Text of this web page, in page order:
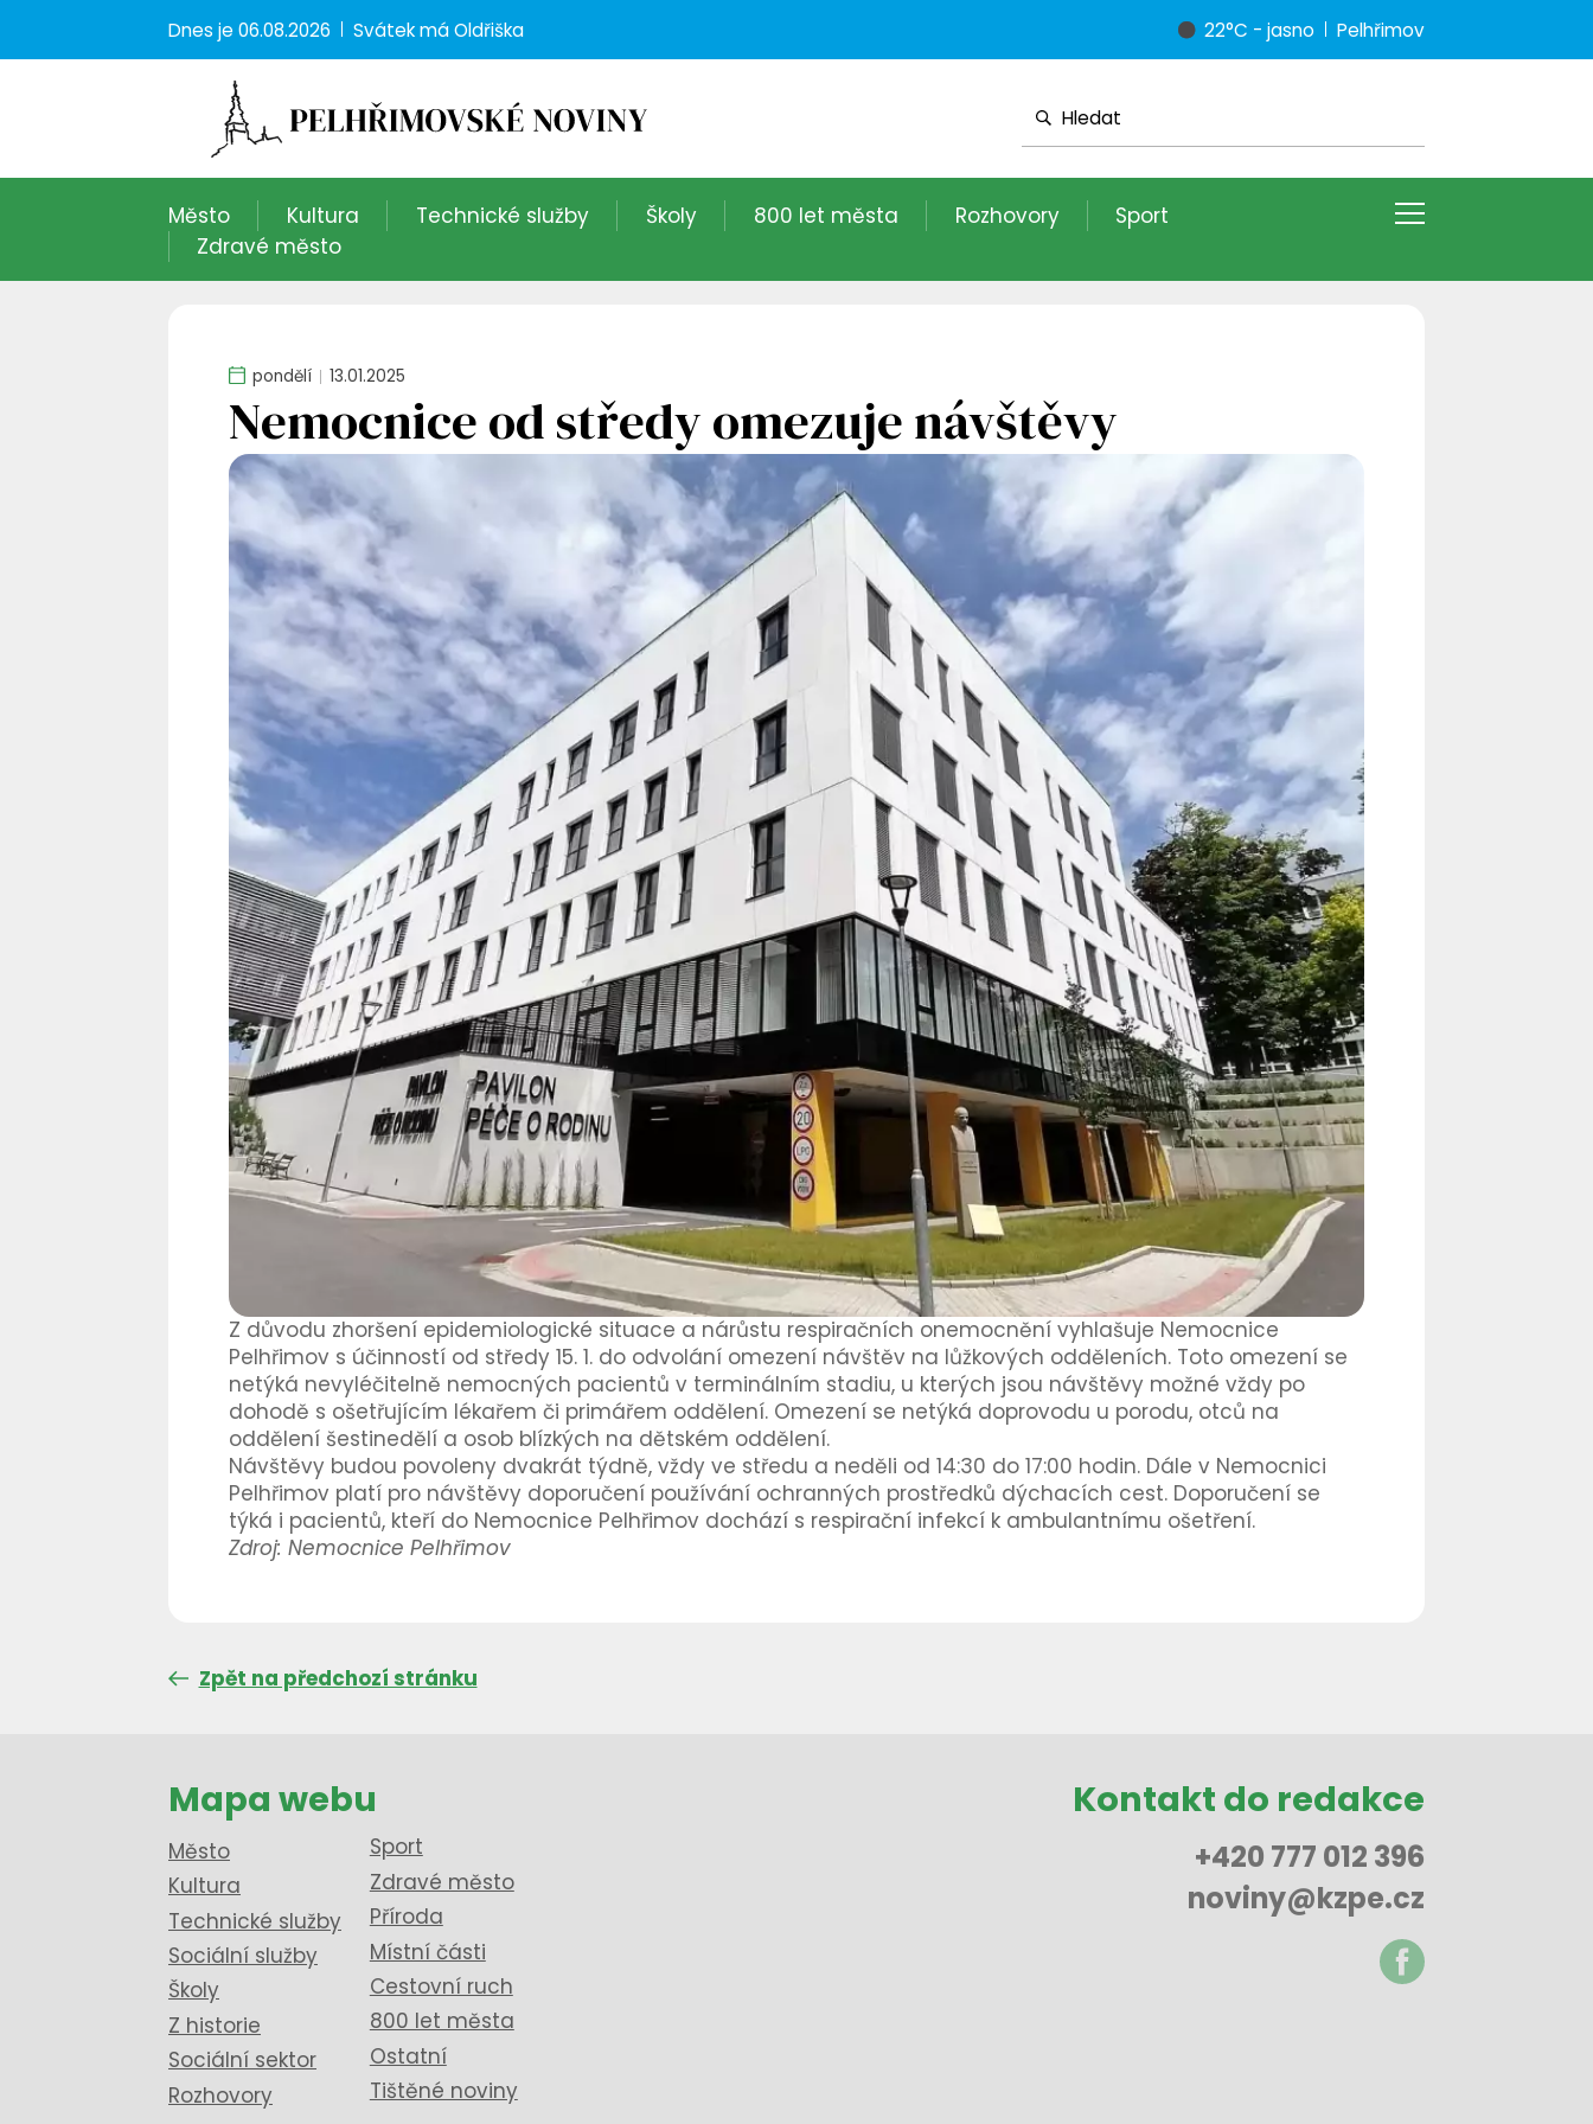
Dnes je 06.08.2026 Svátek máOldřiška 22°C - jasno Pelhřimov
Město Kultura Technické služby Školy 800 let města Rozhovory
Sport
Zdravé město
pondělí 13.01.2025
Nemocnice od středy omezuje návštěvy
Z důvodu zhoršení epidemiologické situace a nárůstu respiračních onemocnění vyhlašuje Nemocnice
Pelhřimov s účinností od středy 15. 1. do odvolání omezení návštěv na lůžkových odděleních. Toto omezení se
netýká nevyléčitelně nemocných pacientů v terminálním stadiu, u kterých jsou návštěvy možné vždy po
dohodě s ošetřujícím lékařem či primářem oddělení. Omezení se netýká doprovodu u porodu, otců na
oddělení šestinedělí a osob blízkých na dětském oddělení.
Návštěvy budou povoleny dvakrát týdně, vždy ve středu a neděli od 14:30 do 17:00 hodin. Dále v Nemocnici
Pelhřimov platí pro návštěvy doporučení používání ochranných prostředků dýchacích cest. Doporučení se
týká i pacientů, kteří do Nemocnice Pelhřimov dochází s respirační infekcí k ambulantnímu ošetření.
Zdroj: Nemocnice Pelhřimov
Zpět na předchozí stránku
Mapa webu
Město
Kultura
Technické služby
Sociální služby
Školy
Z historie
Sociální sektor
Rozhovory
Sport
Zdravé město
Příroda
Místní části
Cestovní ruch
800 let města
Ostatní
Tištěné noviny
Kontakt do redakce
+420 777 012 396
noviny@kzpe.cz